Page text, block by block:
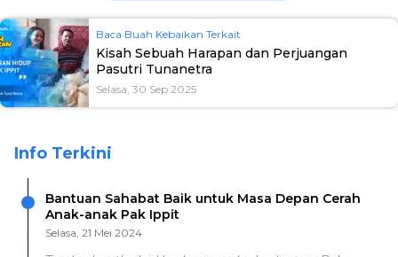
Baca Buah Kebaikan Terkait
Kisah Sebuah Harapan dan Perjuangan
Pasutri Tunanetra
Selasa, 30 Sep 2025
Info Terkini
Bantuan Sahabat Baik untuk Masa Depan Cerah
Anak-anak Pak Ippit
Selasa, 21 Mei 2024